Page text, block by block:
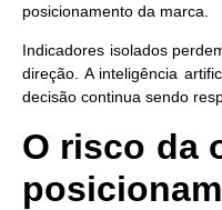
posicionamento da marca.
Indicadores isolados
direção. A inteligência
decisão continua sendo
O risco da